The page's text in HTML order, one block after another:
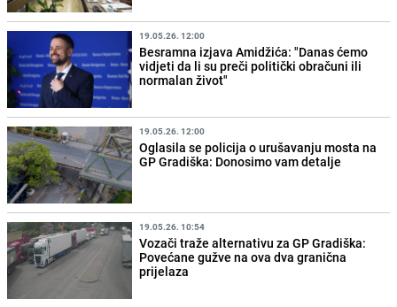
19.05.26. 12:00
Besramna izjava Amidžića: "Danas ćemo
vidjeti da li su preči politički obračuni ili
normalan život"
19.05.26. 12:00
Oglasila se policija o urušavanju mosta na
GP Gradiška: Donosimo vam detalje
19.05.26. 10:54
Vozači traže alternativu za GP Gradiška:
Povećane gužve na ova dva granična
prijelaza